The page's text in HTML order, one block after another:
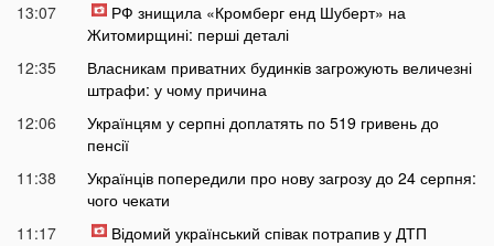
13:07
РФ знищила «Кромберг енд Шуберт» на
Житомирщині: перші деталі
12:35
Власникам приватних будинків загрожують величезні
штрафи: у чому причина
12:06
Українцям у серпні доплатять по 519 гривень до
пенсії
11:38
Українців попередили про нову загрозу до 24 серпня:
чого чекати
11:17
Відомий український співак потрапив у ДТП